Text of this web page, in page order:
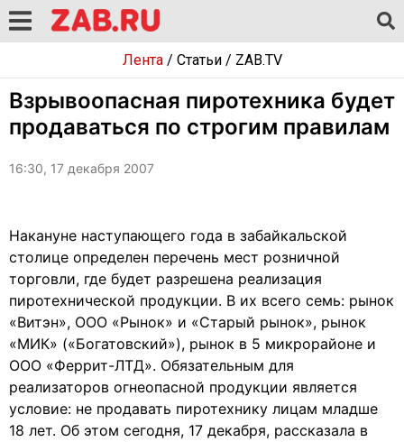
Лента/ Статьи/ ZAB.TV
Взрывоопасная пиротехника будет
продаваться по строгим правилам
16:30, 17 декабря 2007
Накануне наступающего года в забайкальской
столице определен перечень мест розничной
торговли, где будет разрешена реализация
пиротехнической продукции. В их всего семь: рынок
«Витэн», ООО «Рынок» и «Старый рынок», рынок
«МИК» («Богатовский»), рынок в 5 микрорайоне и
ООО «Феррит-ЛТД». Обязательным для
реализаторов огнеопасной продукции является
условие: не продавать пиротехнику лицам младше
18 лет. Об этом сегодня, 17 декабря, рассказала в